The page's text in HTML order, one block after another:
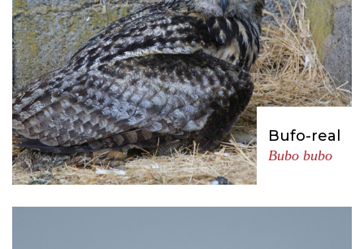
Bufo-real
Bubo bubo